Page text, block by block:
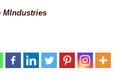
MIndustries